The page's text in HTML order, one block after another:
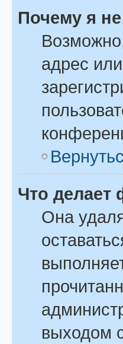
Почему я
адрес
Что делает
Она
выходом